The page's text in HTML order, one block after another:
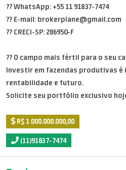
?? WhatsApp: +55 11 91837-7474
?? E-mail: brokerplane@gmail.com
?? CRECI-SP: 286950-F
?? O campo mais fértil para o seu
Investir em fazendas produtivas é
rentabilidade e futuro.
Solicite seu portfólio exclusivo
R$ 1.000.000.000,00
(11)91837-7474